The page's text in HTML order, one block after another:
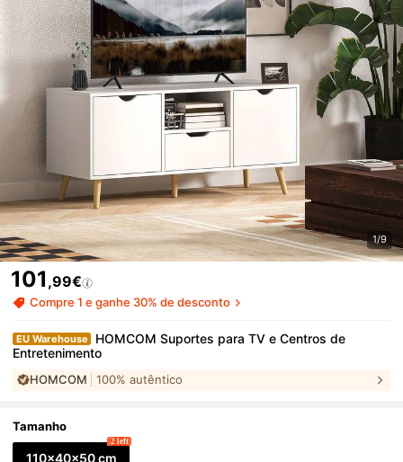
1/9
101 ,99€
Compre 1 e ganhe 30% de desconto
EU Warehouse
HOMCOM Suportes para TV e Centros de
Entretenimento
HOMCOM 100% autêntico
Tamanho
110x40x50 cm
2 left